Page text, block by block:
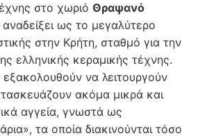
στο χωριό Θραψανό
αναδείξει ως το μεγαλύτερο
στην Κρήτη, σταθμό για την
ελληνικής κεραμικής τέχνης.
να λειτουργούν
ακόμα μικρά και
αγγεία, γνωστά ως
τα οποία διακινούνται τόσο